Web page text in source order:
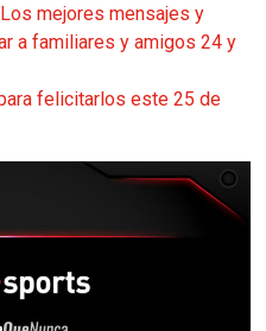
mejores mensajes y
a familiares y amigos 24 y
felicitarlos este 25 de